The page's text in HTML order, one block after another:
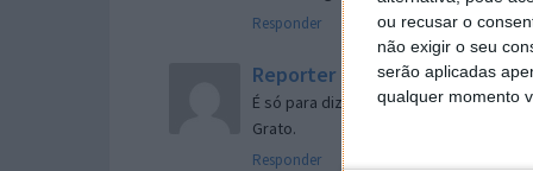
ou recusar o
não exigir o seu
serão aplicadas
qualquer momento
Responder
Reporter 7 de Novembro de 2005 às
É só para dizer que ainda não me
Grato.
Responder